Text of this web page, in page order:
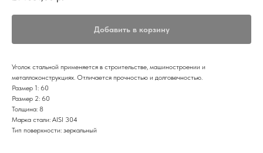
Добавить в корзину
Уголок стальной применяется в строительстве, машиностроении и
металлоконструкциях. Отличается прочностью и долговечностью.
Размер 1: 60
Размер 2: 60
Толщина: 8
Марка стали: AISI 304
Тип поверхности: зеркальный